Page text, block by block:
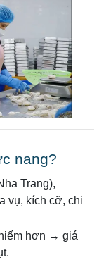
nang?
Trang),
vụ, kích cỡ, chi
hơn → giá